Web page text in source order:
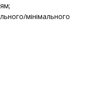
мінімального